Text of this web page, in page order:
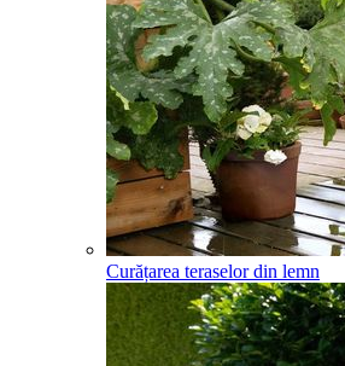
Curățarea teraselor din lemn